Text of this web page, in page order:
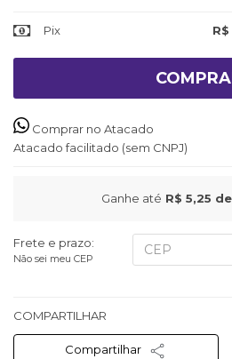
Pix
Comprar no Atacado
Atacado facilitado (sem CNPJ)
Ganhe até R$ 5,25
Frete e prazo:
Não sei meu CEP
COMPARTILHAR
Compartilhar